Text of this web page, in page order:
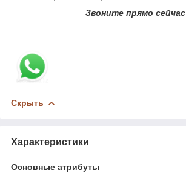
Звоните прямо сейчас
Скрыть
Характеристики
Основные атрибуты